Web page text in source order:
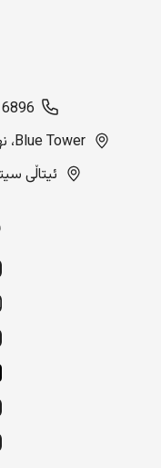
6896
Blue Tower، نهۆمی 4، ئۆفیسی 407، بەغدا، عێراق
ئیتاڵی سیتی 1، بینای 130